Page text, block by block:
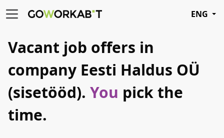
ENG
Vacant job offers in
company Eesti Haldus OÜ
(sisetööd). You pick the
time.